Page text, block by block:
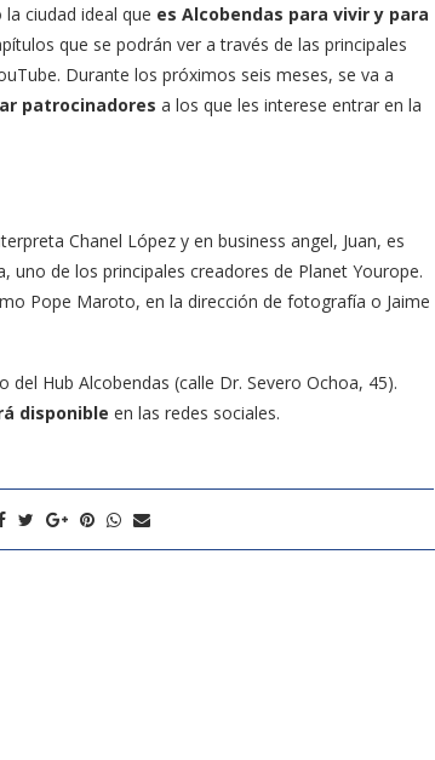
ciudad ideal que es Alcobendas para vivir y para
que se podrán ver a través de las principales
Durante los próximos seis meses, se va a
patrocinadores a los que les interese entrar en la
Chanel López y en business angel, Juan, es
uno de los principales creadores de Planet Yourope.
Pope Maroto, en la dirección de fotografía o Jaime
Hub Alcobendas (calle Dr. Severo Ochoa, 45).
disponible en las redes sociales.